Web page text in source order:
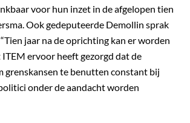
voor hun inzet in de afgelopen tien
Ook gedeputeerde Demollin sprak
jaar na de oprichting kan er worden
ervoor heeft gezorgd dat de
grenskansen te benutten constant bij
onder de aandacht worden